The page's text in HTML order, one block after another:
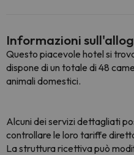
Informazioni
Questo piacevole hotel si
dispone di un totale di 48
animali domestici.
Alcuni dei servizi dettagliati
controllare le loro tariffe
La struttura ricettiva può